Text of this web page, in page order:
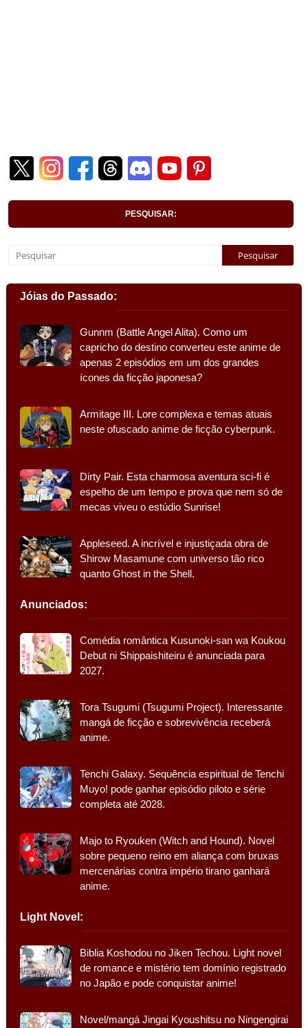
PESQUISAR:
Jóias do Passado:
Gunnm (Battle Angel Alita). Como um
capricho do destino converteu este anime de
apenas 2 episódios em um dos grandes
ícones da ficção japonesa?
Armitage III. Lore complexa e temas atuais
neste ofuscado anime de ficção cyberpunk.
Dirty Pair. Esta charmosa aventura sci-fi é
espelho de um tempo e prova que nem só de
mecas viveu o estúdio Sunrise!
Appleseed. A incrível e injustiçada obra de
Shirow Masamune com universo tão rico
quanto Ghost in the Shell.
Anunciados:
Comédia romântica Kusunoki-san wa Koukou
Debut ni Shippaishiteiru é anunciada para
2027.
Tora Tsugumi (Tsugumi Project). Interessante
mangá de ficção e sobrevivência receberá
anime.
Tenchi Galaxy. Sequência espiritual de Tenchi
Muyo! pode ganhar episódio piloto e série
completa até 2028.
Majo to Ryouken (Witch and Hound). Novel
sobre pequeno reino em aliança com bruxas
mercenárias contra império tirano ganhará
anime.
Light Novel:
Biblia Koshodou no Jiken Techou. Light novel
de romance e mistério tem domínio registrado
no Japão e pode conquistar anime!
Novel/mangá Jingai Kyoushitsu no Ningengirai